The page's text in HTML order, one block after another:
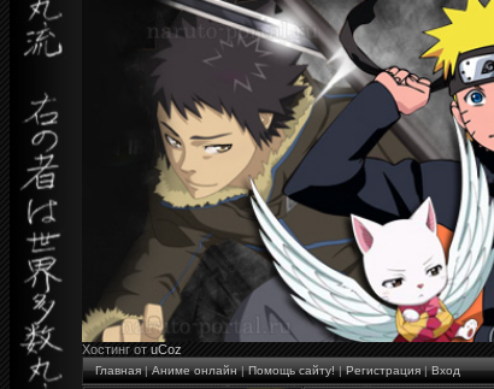
Хостинг от uCoz
Главная|Аниме онлайн|Помощь сайту!|Регистрация|Вход